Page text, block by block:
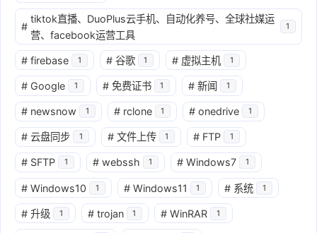
#
tiktok直播、DuoPlus云手机、自动化养号、全球社媒运
营、facebook运营工具
1
# firebase 1 # 谷歌 1 # 虚拟主机 1
# Google 1 # 免费证书 1 # 新闻 1
# newsnow 1 # rclone 1 # onedrive 1
# 云盘同步 1 # 文件上传 1 # FTP 1
# SFTP 1 # webssh 1 # Windows7 1
# Windows10 1 # Windows11 1 # 系统 1
# 升级 1 # trojan 1 # WinRAR 1